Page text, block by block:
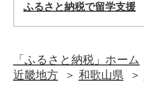
ふるさと納税で留学支援
「ふるさと納税」ホーム
近畿地方
和歌山県